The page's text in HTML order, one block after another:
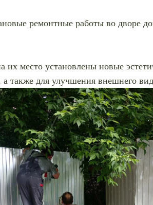
ремонтные работы во дворе
место установлены новые
также для улучшения внешнего